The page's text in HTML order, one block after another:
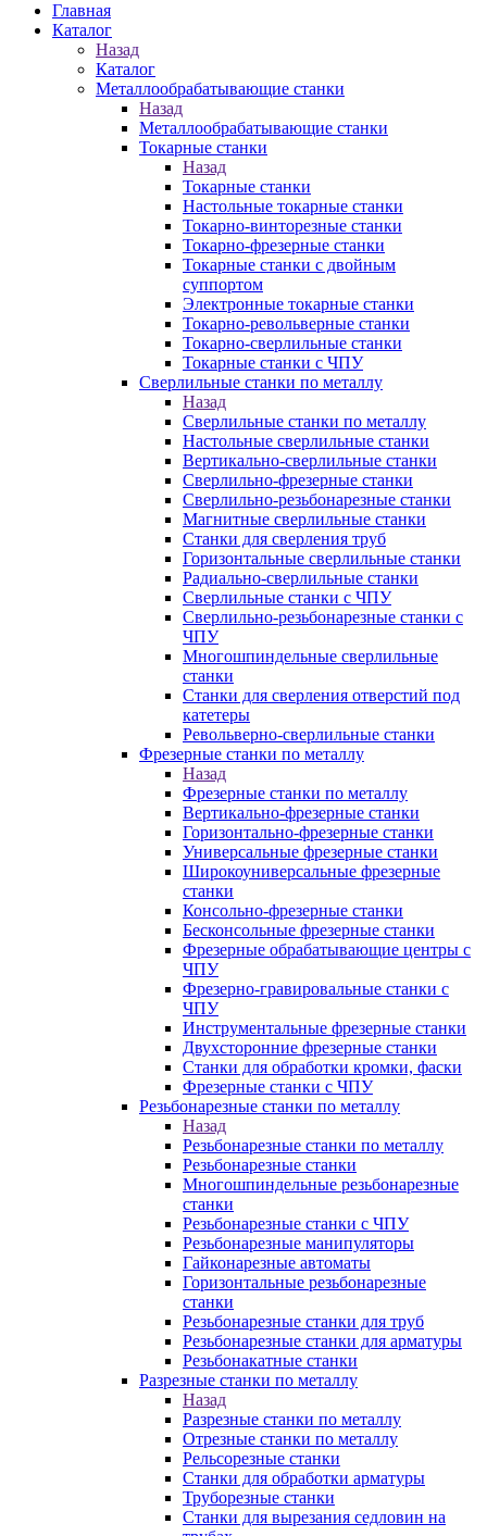
Главная
Каталог
Назад
Каталог
Металлообрабатывающие станки
Назад
Металлообрабатывающие станки
Токарные станки
Назад
Токарные станки
Настольные токарные станки
Токарно-винторезные станки
Токарно-фрезерные станки
Токарные станки с двойным
суппортом
Электронные токарные станки
Токарно-револьверные станки
Токарно-сверлильные станки
Токарные станки с ЧПУ
Сверлильные станки по металлу
Назад
Сверлильные станки по металлу
Настольные сверлильные станки
Вертикально-сверлильные станки
Сверлильно-фрезерные станки
Сверлильно-резьбонарезные станки
Магнитные сверлильные станки
Станки для сверления труб
Горизонтальные сверлильные станки
Радиально-сверлильные станки
Сверлильные станки с ЧПУ
Сверлильно-резьбонарезные станки с
ЧПУ
Многошпиндельные сверлильные
станки
Станки для сверления отверстий под
катетеры
Револьверно-сверлильные станки
Фрезерные станки по металлу
Назад
Фрезерные станки по металлу
Вертикально-фрезерные станки
Горизонтально-фрезерные станки
Универсальные фрезерные станки
Широкоуниверсальные фрезерные
станки
Консольно-фрезерные станки
Бесконсольные фрезерные станки
Фрезерные обрабатывающие центры с
ЧПУ
Фрезерно-гравировальные станки с
ЧПУ
Инструментальные фрезерные станки
Двухсторонние фрезерные станки
Станки для обработки кромки, фаски
Фрезерные станки с ЧПУ
Резьбонарезные станки по металлу
Назад
Резьбонарезные станки по металлу
Резьбонарезные станки
Многошпиндельные резьбонарезные
станки
Резьбонарезные станки с ЧПУ
Резьбонарезные манипуляторы
Гайконарезные автоматы
Горизонтальные резьбонарезные
станки
Резьбонарезные станки для труб
Резьбонарезные станки для арматуры
Резьбонакатные станки
Разрезные станки по металлу
Назад
Разрезные станки по металлу
Отрезные станки по металлу
Рельсорезные станки
Станки для обработки арматуры
Труборезные станки
Станки для вырезания седловин на